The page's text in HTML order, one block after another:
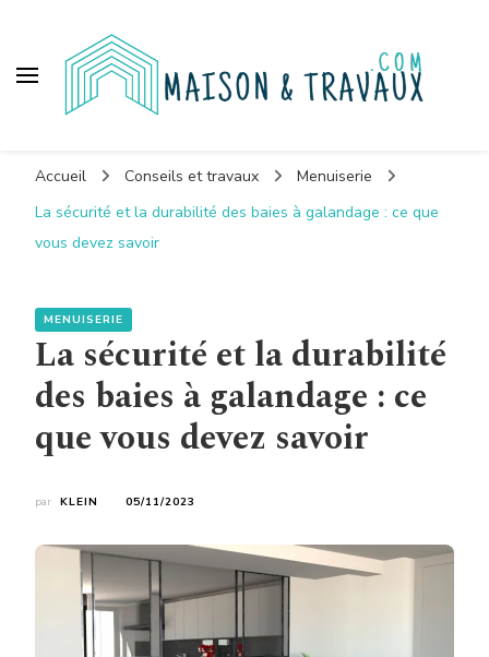
Maison et travaux
Accueil Conseils et travaux
Menuiserie
La sécurité et la durabilité des baies à galandage : ce que
vous devez savoir
MENUISERIE
La sécurité et la durabilité
des baies à galandage : ce
que vous devez savoir
par KLEIN 05/11/2023